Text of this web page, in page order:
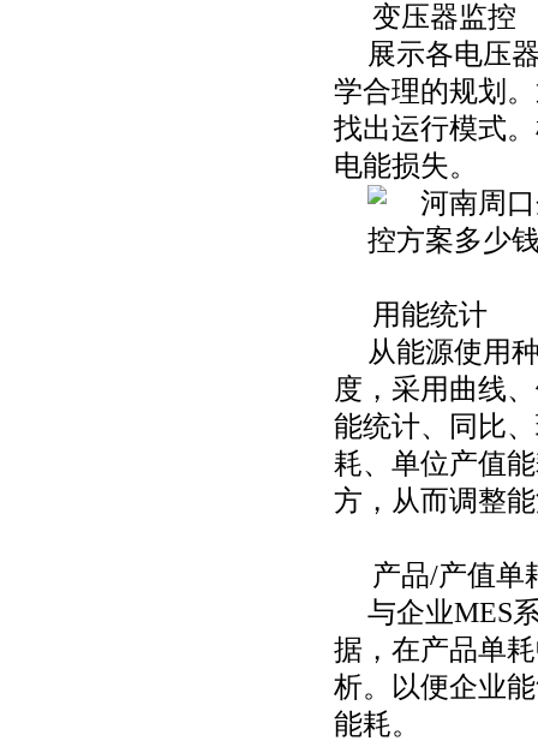
变压器监控
展示各电压
学合理的规划
找出运行模式
电能损失。
用能统计
从能源使用
度，采用曲线
能统计、同比
耗、单位产值
方，从而调整
产品/产值单
与企业MES
据，在产品单
析。以便企业
能耗。